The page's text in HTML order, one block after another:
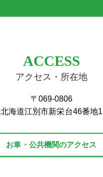
ACCESS
アクセス・所在地
〒069-0806
北海道江別市新栄台46番地1
お車・公共機関のアクセス